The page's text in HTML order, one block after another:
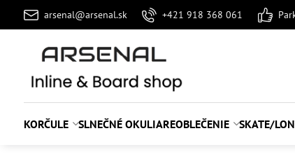
arsenal@arsenal.sk +421 918 368 061
KORČULE SLNEČNÉ OKULIAREOBLEČENIE SKATE/